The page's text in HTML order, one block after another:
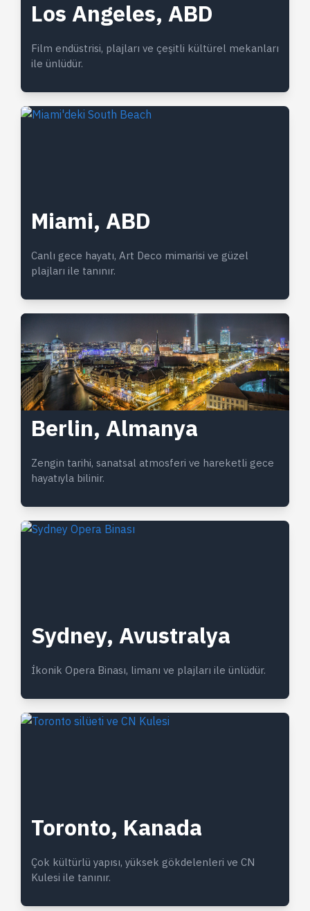
Los Angeles, ABD
Film endüstrisi, plajları ve çeşitli kültürel mekanları
ile ünlüdür.
Miami, ABD
Canlı gece hayatı, Art Deco mimarisi ve güzel
plajları ile tanınır.
Berlin, Almanya
Zengin tarihi, sanatsal atmosferi ve hareketli gece
hayatıyla bilinir.
Sydney, Avustralya
İkonik Opera Binası, limanı ve plajları ile ünlüdür.
Toronto, Kanada
Çok kültürlü yapısı, yüksek gökdelenleri ve CN
Kulesi ile tanınır.